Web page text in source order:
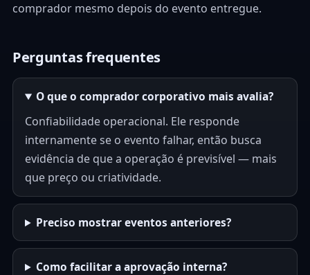
comprador mesmo depois do evento entregue.
Perguntas frequentes
O que o comprador corporativo mais avalia?
Confiabilidade operacional. Ele responde
internamente se o evento falhar, então busca
evidência de que a operação é previsível — mais
que preço ou criatividade.
Preciso mostrar eventos anteriores?
Como facilitar a aprovação interna?